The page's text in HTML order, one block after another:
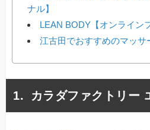
ナル】
LEAN BODY【オンライン
江古田でおすすめのマッサ
カラダファクトリー